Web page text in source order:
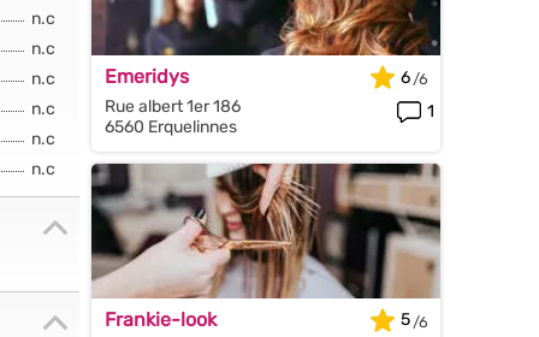
n.c
n.c
n.c
n.c
n.c
n.c
Emeridys
Rue albert 1er 186
6560 Erquelinnes
6
1
Frankie-look
5